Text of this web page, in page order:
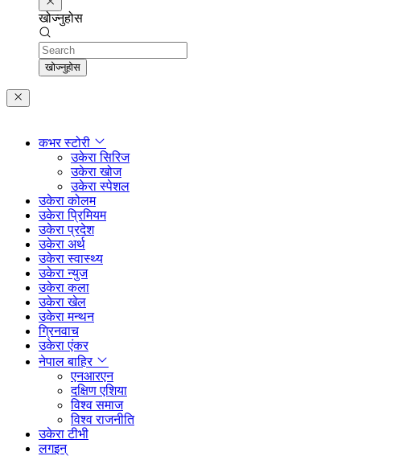
खोज्नुहोस
Search
खोज्नुहोस
कभर स्टोरी
उकेरा सिरिज
उकेरा खोज
उकेरा स्पेशल
उकेरा कोलम
उकेरा प्रिमियम
उकेरा प्रदेश
उकेरा अर्थ
उकेरा स्वास्थ्य
उकेरा न्युज
उकेरा कला
उकेरा खेल
उकेरा मन्थन
ग्रिनवाच
उकेरा एंकर
नेपाल बाहिर
एनआरएन
दक्षिण एशिया
विश्व समाज
विश्व राजनीति
उकेरा टीभी
लगइन्